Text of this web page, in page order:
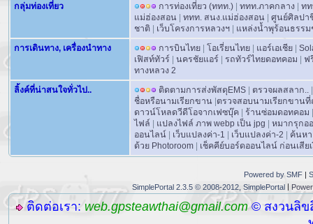
กลุ่มท่องเที่ยว การท่องเที่ยว (ททท.) | ททท.ภาคกลาง | ท
แม่ฮ่องสอน | ททท. สนง.แม่ฮ่องสอน | ศูนย์ศิลปา
ชาติ | เว็บโครงการหลวงฯ | แหล่งน้ำพุร้อนธรร
การเดินทาง, เครื่องนำทาง
การบินไทย | โอเรี่ยนไทย | แอร์เอเชีย |
เฟิสท์ทัวร์ | นครชัยแอร์ | รถทัวร์ไทยดอทคอม | ฟ
ทางหลวง 2
ลิ้งค์ที่น่าสนใจทั่วไป..
ติดตามการส่งพัสดุEMS | ตรวจผลสลาก..
|
ชื่อหรือนามเรียกขาน |ตรวจสอบนามเรียกขานที่
ดาวน์โหลดวีดีโอจากเฟซบุ๊ค | ร้านซ่อมดอทคอม |
ไฟล์ | แปลงไฟล์ ภาพ webp เป็น jpg | หมากรุกอ
ออนไลน์ | เว็บแปลงค่า-1 | เว็บแปลงค่า-2 | ค้นห
ด้วย Photoroom | เช็คคีย์บอร์ดออนไลน์ ก่อนเสีย
Powered by SMF |
SimplePortal 2.3.5 © 2008-2012, SimplePortal |
ติดต่อเรา: web.gpsteawthai@gmail.com © สงวนลิข